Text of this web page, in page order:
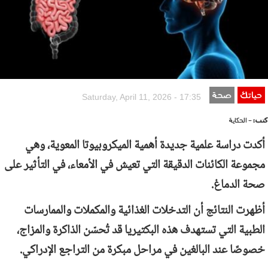
حياتك صحة Saturday, April 11, 2026 - 17:35
كتب:- الحكاية
أكدت دراسة علمية جديدة أهمية الميكروبيوتا المعوية، وهي
مجموعة الكائنات الدقيقة التي تعيش في الأمعاء، في التأثير على
صحة الدماغ.
أظهرت النتائج أن التدخلات الغذائية والمكملات والممارسات
الطبية التي تستهدف هذه البكتيريا قد تُحسّن الذاكرة والمزاج،
خصوصًا عند البالغين في مراحل مبكرة من التراجع الإدراكي.